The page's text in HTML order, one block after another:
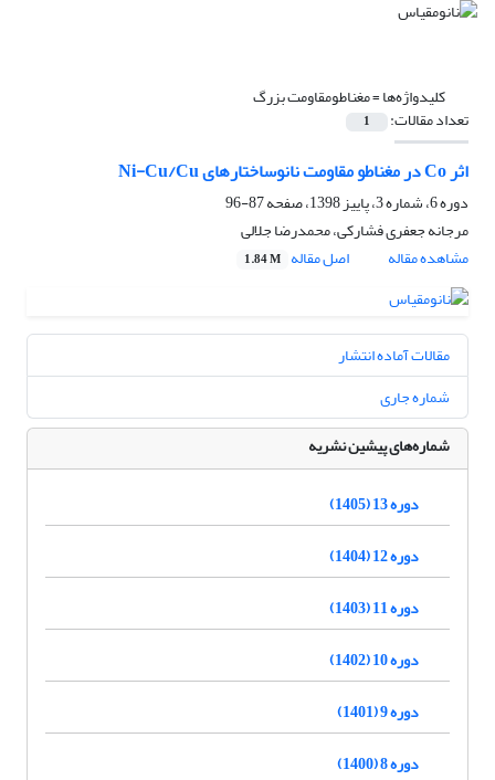
کلیدواژه‌ها =مغناطومقاومت بزرگ
تعداد مقالات: 1
اثر Co در مغناطو مقاومت نانوساختارهای Ni-Cu/Cu
دوره 6، شماره 3، پاییز 1398، صفحه
87-96
مرجانه جعفری فشارکی، محمدرضا جلالی
مشاهده مقاله
اصل مقاله 1.84 M
مقالات آماده انتشار
شماره جاری
شماره‌های پیشین نشریه
دوره 13 (1405)
دوره 12 (1404)
دوره 11 (1403)
دوره 10 (1402)
دوره 9 (1401)
دوره 8 (1400)